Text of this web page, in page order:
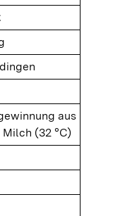
aus
(32 °C)